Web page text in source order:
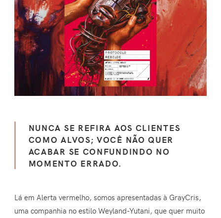
NUNCA SE REFIRA AOS CLIENTES
COMO ALVOS; VOCÊ NÃO QUER
ACABAR SE CONFUNDINDO NO
MOMENTO ERRADO.
Lá em Alerta vermelho, somos apresentadas à GrayCris,
uma companhia no estilo Weyland-Yutani, que quer muito